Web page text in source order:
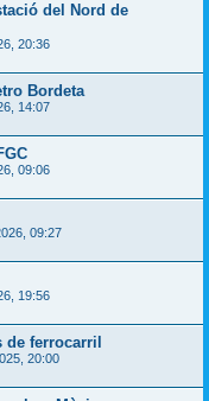
del Nord de
20:36
Bordeta
14:07
09:06
09:27
19:56
ferrocarril
20:00